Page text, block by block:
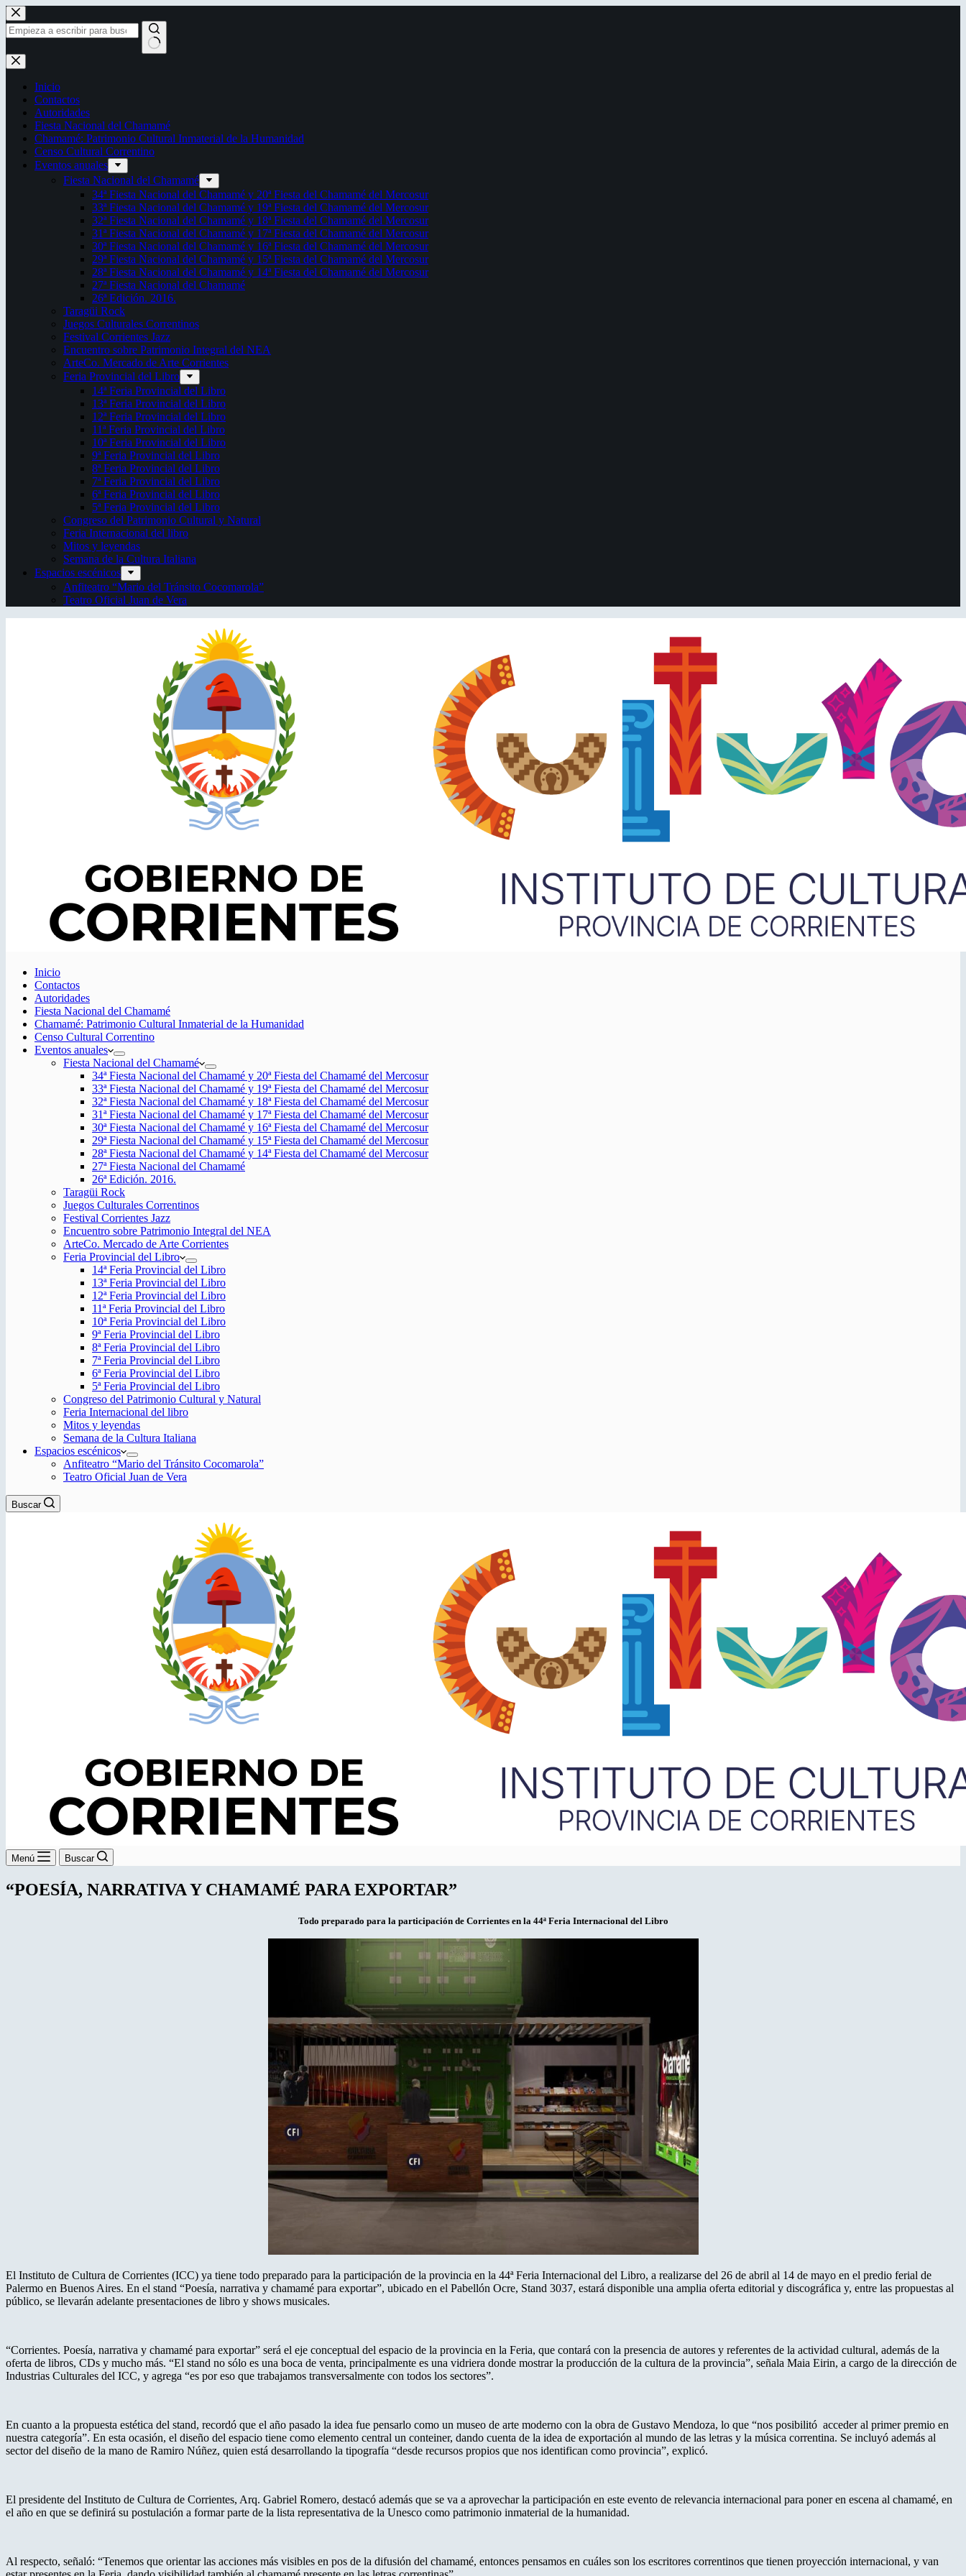
Saltar
al
contenido
Sin
resultados
Inicio
Contactos
Autoridades
Fiesta Nacional del Chamamé
Chamamé: Patrimonio Cultural Inmaterial de la Humanidad
Censo Cultural Correntino
Eventos anuales
Fiesta Nacional del Chamamé
34ª Fiesta Nacional del Chamamé y 20ª Fiesta del Chamamé del Mercosur
33ª Fiesta Nacional del Chamamé y 19ª Fiesta del Chamamé del Mercosur
32ª Fiesta Nacional del Chamamé y 18ª Fiesta del Chamamé del Mercosur
31ª Fiesta Nacional del Chamamé y 17ª Fiesta del Chamamé del Mercosur
30ª Fiesta Nacional del Chamamé y 16ª Fiesta del Chamamé del Mercosur
29ª Fiesta Nacional del Chamamé y 15ª Fiesta del Chamamé del Mercosur
28ª Fiesta Nacional del Chamamé y 14ª Fiesta del Chamamé del Mercosur
27ª Fiesta Nacional del Chamamé
26ª Edición. 2016.
Taragüi Rock
Juegos Culturales Correntinos
Festival Corrientes Jazz
Encuentro sobre Patrimonio Integral del NEA
ArteCo. Mercado de Arte Corrientes
Feria Provincial del Libro
14ª Feria Provincial del Libro
13ª Feria Provincial del Libro
12ª Feria Provincial del Libro
11ª Feria Provincial del Libro
10ª Feria Provincial del Libro
9ª Feria Provincial del Libro
8ª Feria Provincial del Libro
7ª Feria Provincial del Libro
6ª Feria Provincial del Libro
5ª Feria Provincial del Libro
Congreso del Patrimonio Cultural y Natural
Feria Internacional del libro
Mitos y leyendas
Semana de la Cultura Italiana
Espacios escénicos
Anfiteatro “Mario del Tránsito Cocomarola”
Teatro Oficial Juan de Vera
Inicio
Contactos
Autoridades
Fiesta Nacional del Chamamé
Chamamé: Patrimonio Cultural Inmaterial de la Humanidad
Censo Cultural Correntino
Eventos anuales
Fiesta Nacional del Chamamé
34ª Fiesta Nacional del Chamamé y 20ª Fiesta del Chamamé del Mercosur
33ª Fiesta Nacional del Chamamé y 19ª Fiesta del Chamamé del Mercosur
32ª Fiesta Nacional del Chamamé y 18ª Fiesta del Chamamé del Mercosur
31ª Fiesta Nacional del Chamamé y 17ª Fiesta del Chamamé del Mercosur
30ª Fiesta Nacional del Chamamé y 16ª Fiesta del Chamamé del Mercosur
29ª Fiesta Nacional del Chamamé y 15ª Fiesta del Chamamé del Mercosur
28ª Fiesta Nacional del Chamamé y 14ª Fiesta del Chamamé del Mercosur
27ª Fiesta Nacional del Chamamé
26ª Edición. 2016.
Taragüi Rock
Juegos Culturales Correntinos
Festival Corrientes Jazz
Encuentro sobre Patrimonio Integral del NEA
ArteCo. Mercado de Arte Corrientes
Feria Provincial del Libro
14ª Feria Provincial del Libro
13ª Feria Provincial del Libro
12ª Feria Provincial del Libro
11ª Feria Provincial del Libro
10ª Feria Provincial del Libro
9ª Feria Provincial del Libro
8ª Feria Provincial del Libro
7ª Feria Provincial del Libro
6ª Feria Provincial del Libro
5ª Feria Provincial del Libro
Congreso del Patrimonio Cultural y Natural
Feria Internacional del libro
Mitos y leyendas
Semana de la Cultura Italiana
Espacios escénicos
Anfiteatro “Mario del Tránsito Cocomarola”
Teatro Oficial Juan de Vera
Buscar
Menú Buscar
“POESÍA, NARRATIVA Y CHAMAMÉ PARA EXPORTAR”
Todo preparado para la participación de Corrientes en la 44ª Feria Internacional del Libro
El Instituto de Cultura de Corrientes (ICC) ya tiene todo preparado para la participación de la provincia en la 44ª Feria Internacional del Libro, a realizarse del 26 de abril al 14 de mayo en el predio ferial de
Palermo en Buenos Aires. En el stand “Poesía, narrativa y chamamé para exportar”, ubicado en el Pabellón Ocre, Stand 3037, estará disponible una amplia oferta editorial y discográfica y, entre las propuestas al
público, se llevarán adelante presentaciones de libro y shows musicales.
“Corrientes. Poesía, narrativa y chamamé para exportar” será el eje conceptual del espacio de la provincia en la Feria, que contará con la presencia de autores y referentes de la actividad cultural, además de la
oferta de libros, CDs y mucho más. “El stand no sólo es una boca de venta, principalmente es una vidriera donde mostrar la producción de la cultura de la provincia”, señala Maia Eirin, a cargo de la dirección de
Industrias Culturales del ICC, y agrega “es por eso que trabajamos transversalmente con todos los sectores”.
En cuanto a la propuesta estética del stand, recordó que el año pasado la idea fue pensarlo como un museo de arte moderno con la obra de Gustavo Mendoza, lo que “nos posibilitó acceder al primer premio en
nuestra categoría”. En esta ocasión, el diseño del espacio tiene como elemento central un conteiner, dando cuenta de la idea de exportación al mundo de las letras y la música correntina. Se incluyó además al
sector del diseño de la mano de Ramiro Núñez, quien está desarrollando la tipografía “desde recursos propios que nos identifican como provincia”, explicó.
El presidente del Instituto de Cultura de Corrientes, Arq. Gabriel Romero, destacó además que se va a aprovechar la participación en este evento de relevancia internacional para poner en escena al chamamé, en
el año en que se definirá su postulación a formar parte de la lista representativa de la Unesco como patrimonio inmaterial de la humanidad.
Al respecto, señaló: “Tenemos que orientar las acciones más visibles en pos de la difusión del chamamé, entonces pensamos en cuáles son los escritores correntinos que tienen proyección internacional, y van